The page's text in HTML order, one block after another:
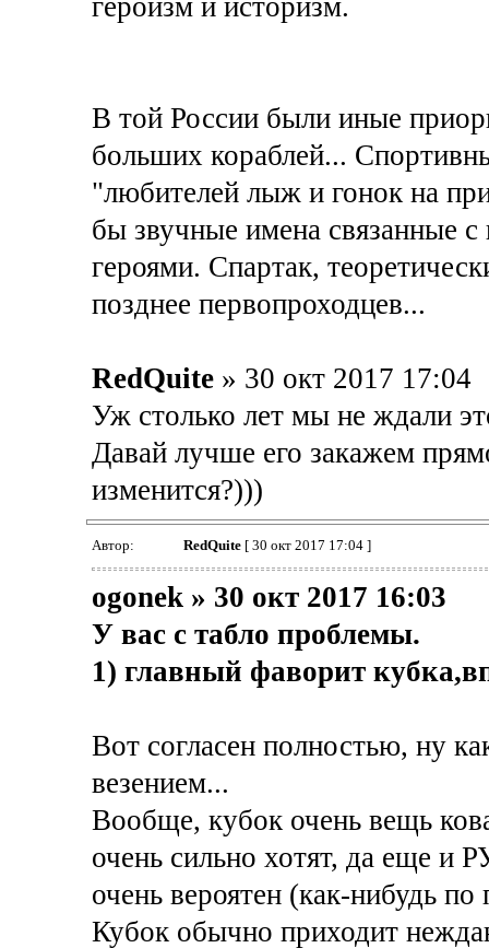
героизм и историзм.
В той России были иные
больших кораблей...
"любителей лыж и гонок на
бы звучные имена связанные
героями. Спартак,
позднее первопроходцев...
RedQuite » 30 окт 2017 17:04
Уж столько лет мы не ждали
Давай лучше его закажем
изменится?)))
Автор: RedQuite[ 30 окт 2017 17:04 ]
ogonek » 30 окт 2017 16:03
У вас с табло проблемы.
1) главный фаворит
Вот согласен полностью, ну
везением...
Вообще, кубок очень вещь
очень сильно хотят, да еще и
очень вероятен (как-нибудь
Кубок обычно приходит